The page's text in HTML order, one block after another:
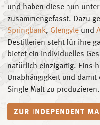
und haben diese nun
zusammengefasst. Dazu
Springbank, Glengyle und
Destillerien steht für ihre
bietet ein individuelles
natürlich einzigartig. Eins
Unabhängigkeit und damit
Single Malt zu produzieren.
ZUR INDEPENDENT